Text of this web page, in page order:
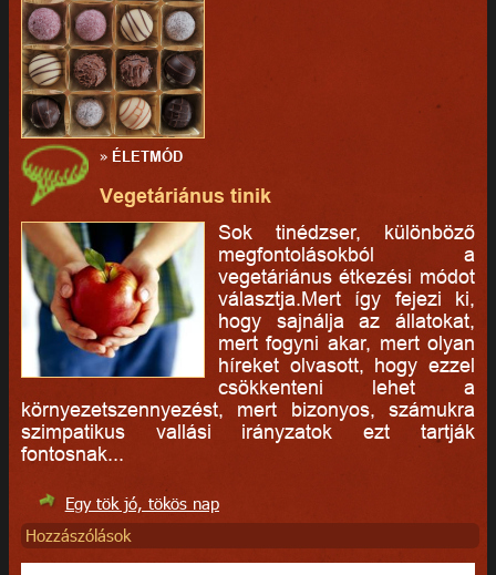
» ÉLETMÓD
Vegetáriánus tinik
Sok tinédzser, különböző
megfontolásokból a
vegetáriánus étkezési módot
választja.Mert így fejezi ki,
hogy sajnálja az állatokat,
mert fogyni akar, mert olyan
híreket olvasott, hogy ezzel
csökkenteni lehet a
környezetszennyezést, mert bizonyos, számukra
szimpatikus vallási irányzatok ezt tartják
fontosnak...
Egy tök jó, tökös nap
Hozzászólások